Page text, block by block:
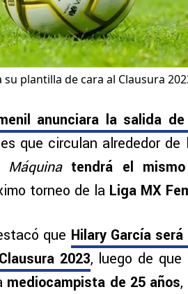
plantilla de cara al Clausura
anunciara la salida
que circulan alrededor de
Máquina tendrá el
torneo de la Liga MX
que Hilary García
Clausura 2023, luego de
mediocampista de 25 años,